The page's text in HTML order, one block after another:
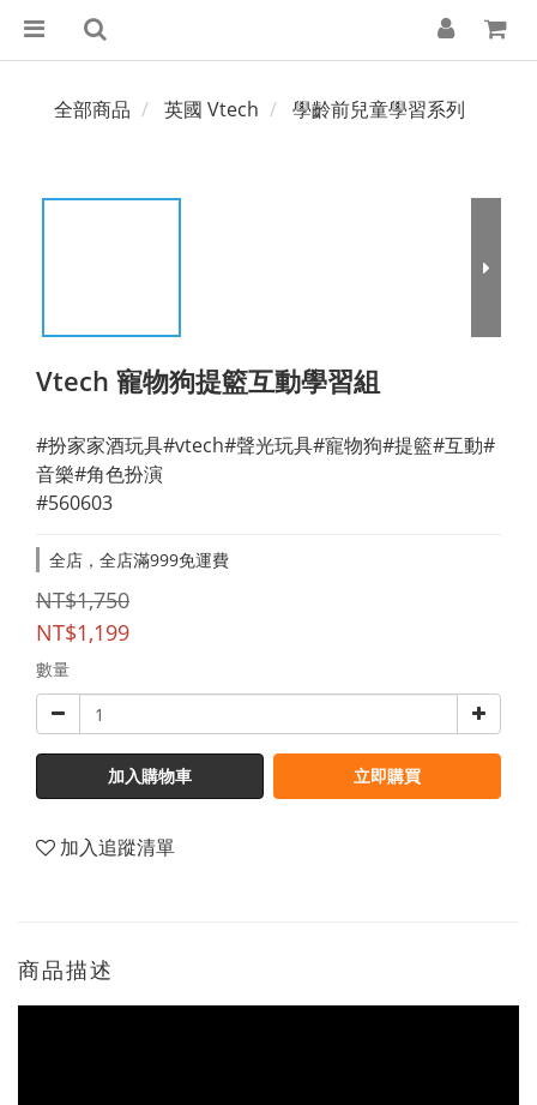
全部商品 英國 Vtech 學齡前兒童學習系列
Vtech 寵物狗提籃互動學習組
#扮家家酒玩具#vtech#聲光玩具#寵物狗#提籃#互動#
音樂#角色扮演
#560603
全店，全店滿999免運費
NT$1,750
NT$1,199
數量
加入購物車 立即購買
加入追蹤清單
商品描述